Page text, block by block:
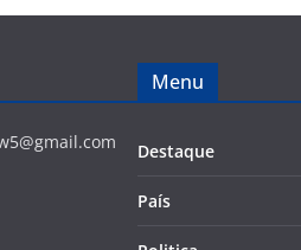
Menu
Destaque
País